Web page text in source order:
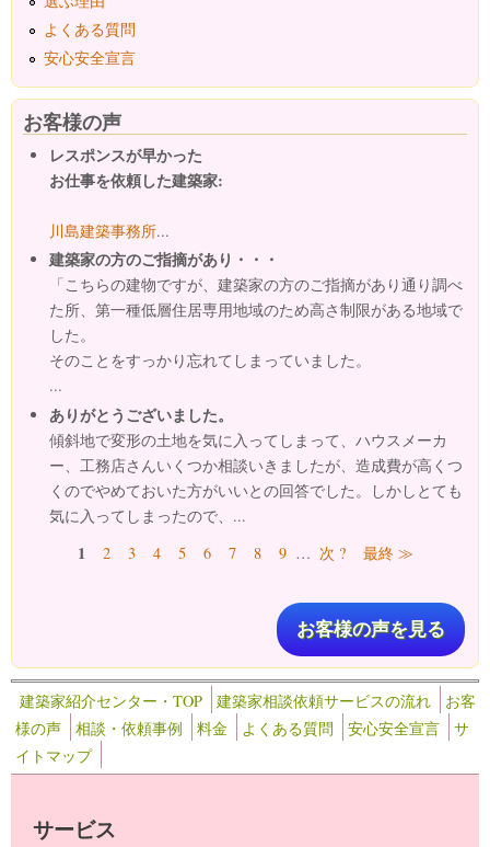
よくある質問
安心安全宣言
お客様の声
レスポンスが早かった
お仕事を依頼した建築家:
川島建築事務所...
建築家の方のご指摘があり・・・
「こちらの建物ですが、建築家の方のご指摘があり通り調べ
た所、第一種低層住居専用地域のため高さ制限がある地域で
した。
そのことをすっかり忘れてしまっていました。
...
ありがとうございました。
傾斜地で変形の土地を気に入ってしまって、ハウスメーカ
ー、工務店さんいくつか相談いきましたが、造成費が高くつ
くのでやめておいた方がいいとの回答でした。しかしとても
気に入ってしまったので、...
ページ1 2 3 4 5 6 7 8 9 … 次 ? 最終 ≫
お客様の声を見る
建築家紹介センター・TOP 建築家相談依頼サービスの流れ
お客
様の声
相談・依頼事例 料金 よくある質問 安心安全宣言
サ
イトマップ
サービス